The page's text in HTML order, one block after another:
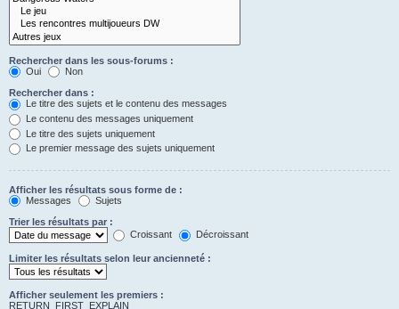
Rechercher dans les sous-forums :
Oui
Non
Rechercher dans :
Le titre des sujets et le contenu des messages
Le contenu des messages uniquement
Le titre des sujets uniquement
Le premier message des sujets uniquement
Afficher les résultats sous forme de :
Messages
Sujets
Trier les résultats par :
Croissant
Décroissant
Limiter les résultats selon leur ancienneté :
Afficher seulement les premiers :
RETURN_FIRST_EXPLAIN